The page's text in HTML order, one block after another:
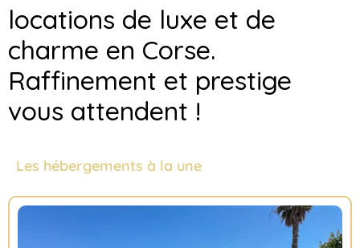
locations de luxe et de
charme en Corse.
Raffinement et prestige
vous attendent !
Les hébergements à la une